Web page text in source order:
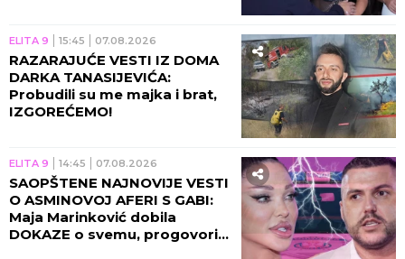
ELITA 9 15:45 07.08.2026
RAZARAJUĆE VESTI IZ DOMA
DARKA TANASIJEVIĆA:
Probudili su me majka i brat,
IZGOREĆEMO!
ELITA 9 14:45 07.08.2026
SAOPŠTENE NAJNOVIJE VESTI
O ASMINOVOJ AFERI S GABI:
Maja Marinković dobila
DOKAZE o svemu, progovorila